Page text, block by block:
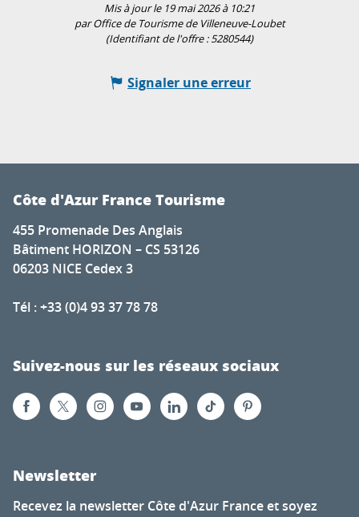
Mis à jour le 19 mai 2026 à 10:21
par Office de Tourisme de Villeneuve-Loubet
(Identifiant de l'offre :5280544)
Signaler une erreur
Côte d'Azur France Tourisme
455 Promenade Des Anglais
Bâtiment HORIZON – CS 53126
06203 NICE Cedex 3
Tél : +33 (0)4 93 37 78 78
Suivez-nous sur les réseaux sociaux
Newsletter
Recevez la newsletter Côte d'Azur France et soyez